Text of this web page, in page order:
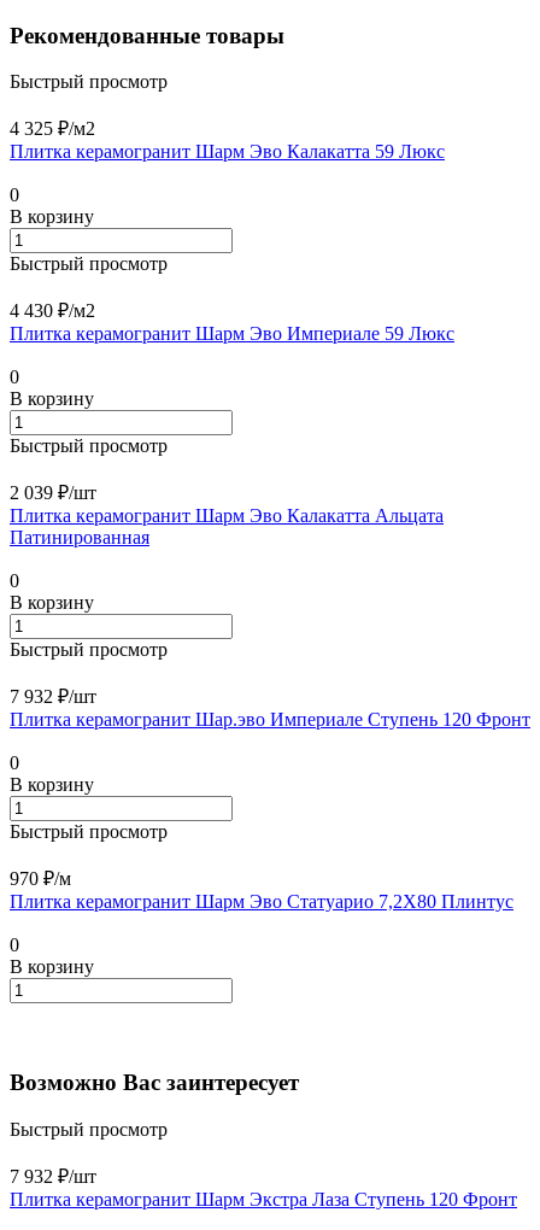
Рекомендованные товары
Быстрый просмотр
4 325 ₽/м2
Плитка керамогранит Шарм Эво Калакатта 59 Люкс
0
В корзину
Быстрый просмотр
4 430 ₽/м2
Плитка керамогранит Шарм Эво Империале 59 Люкс
0
В корзину
Быстрый просмотр
2 039 ₽/шт
Плитка керамогранит Шарм Эво Калакатта Альцата
Патинированная
0
В корзину
Быстрый просмотр
7 932 ₽/шт
Плитка керамогранит Шар.эво Империале Ступень 120 Фронт
0
В корзину
Быстрый просмотр
970 ₽/м
Плитка керамогранит Шарм Эво Статуарио 7,2X80 Плинтус
0
В корзину
Возможно Вас заинтересует
Быстрый просмотр
7 932 ₽/шт
Плитка керамогранит Шарм Экстра Лаза Ступень 120 Фронт